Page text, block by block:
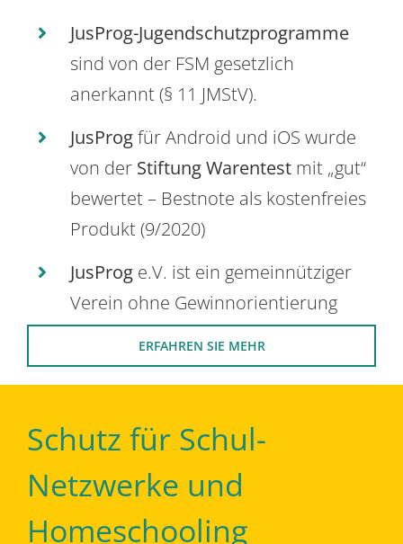
JusProg-Jugendschutzprogramme
sind von der FSM gesetzlich
anerkannt (§ 11 JMStV).
JusProgfür Android und iOS wurde
von der Stiftung Warentest mit „gut“
bewertet – Bestnote als kostenfreies
Produkt (9/2020)
JusProg e.V. ist ein gemeinnütziger
Verein ohne Gewinnorientierung
ERFAHREN SIE MEHR
Schutz für Schul-
Netzwerke und
Homeschooling